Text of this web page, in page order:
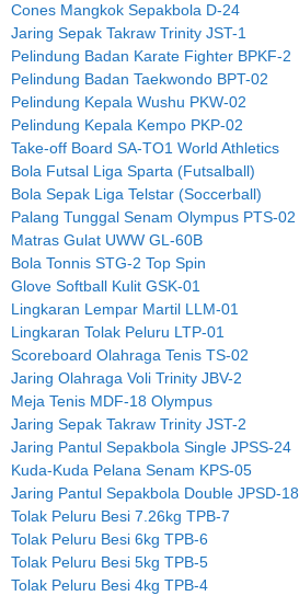
Cones Mangkok Sepakbola D-24
Jaring Sepak Takraw Trinity JST-1
Pelindung Badan Karate Fighter BPKF-2
Pelindung Badan Taekwondo BPT-02
Pelindung Kepala Wushu PKW-02
Pelindung Kepala Kempo PKP-02
Take-off Board SA-TO1 World Athletics
Bola Futsal Liga Sparta (Futsalball)
Bola Sepak Liga Telstar (Soccerball)
Palang Tunggal Senam Olympus PTS-02
Matras Gulat UWW GL-60B
Bola Tonnis STG-2 Top Spin
Glove Softball Kulit GSK-01
Lingkaran Lempar Martil LLM-01
Lingkaran Tolak Peluru LTP-01
Scoreboard Olahraga Tenis TS-02
Jaring Olahraga Voli Trinity JBV-2
Meja Tenis MDF-18 Olympus
Jaring Sepak Takraw Trinity JST-2
Jaring Pantul Sepakbola Single JPSS-24
Kuda-Kuda Pelana Senam KPS-05
Jaring Pantul Sepakbola Double JPSD-18
Tolak Peluru Besi 7.26kg TPB-7
Tolak Peluru Besi 6kg TPB-6
Tolak Peluru Besi 5kg TPB-5
Tolak Peluru Besi 4kg TPB-4